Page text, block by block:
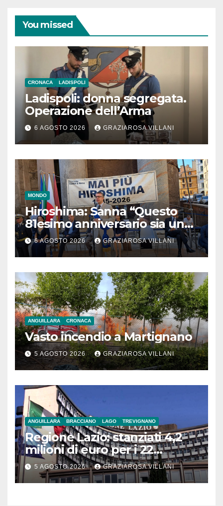
You missed
CRONACA LADISPOLI
Ladispoli: donna segregata.
Operazione dell’Arma
6 AGOSTO 2026 GRAZIAROSA VILLANI
MONDO
Hiroshima: Sanna “Questo
81esimo anniversario sia un
monito per tutti”
6 AGOSTO 2026 GRAZIAROSA VILLANI
ANGUILLARA CRONACA
Vasto incendio a Martignano
5 AGOSTO 2026 GRAZIAROSA VILLANI
ANGUILLARA BRACCIANO LAGO TREVIGNANO
Regione Lazio: stanziati 4,2
milioni di euro per i 22
Comuni dell’Etruria
Meridionale
5 AGOSTO 2026 GRAZIAROSA VILLANI